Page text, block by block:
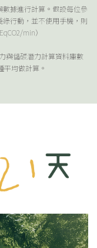
數據進行計算。假設每位參
行動，並不使用手機，則
min）
與儲碳潛力計算資料庫數
均做計算。